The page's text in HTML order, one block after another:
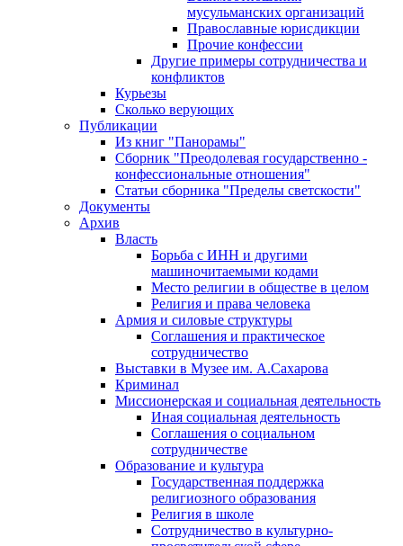
мусульманских организаций
Православные юрисдикции
Прочие конфессии
Другие примеры сотрудничества и
конфликтов
Курьезы
Сколько верующих
Публикации
Из книг "Панорамы"
Сборник "Преодолевая государственно -
конфессиональные отношения"
Статьи сборника "Пределы светскости"
Документы
Архив
Власть
Борьба с ИНН и другими
машиночитаемыми кодами
Место религии в обществе в целом
Религия и права человека
Армия и силовые структуры
Соглашения и практическое
сотрудничество
Выставки в Музее им. А.Сахарова
Криминал
Миссионерская и социальная деятельность
Иная социальная деятельность
Соглашения о социальном
сотрудничестве
Образование и культура
Государственная поддержка
религиозного образования
Религия в школе
Сотрудничество в культурно-